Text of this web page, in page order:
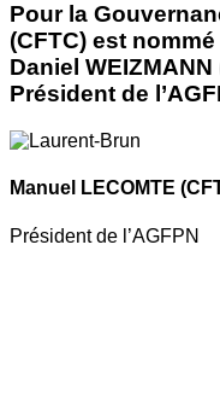
Pour la
(CFTC) est
Daniel
Président de
Manuel LECOMTE
Président de l’AGFPN